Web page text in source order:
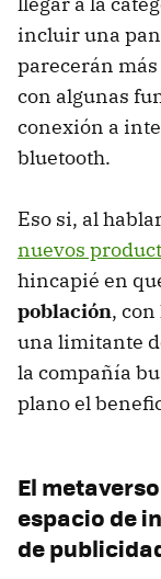
incluir una
parecerán más
con algunas
conexión a
bluetooth.
Eso si, al
nuevos
hincapié en
población,
una limitante
la compañía
plano el
El
espacio de
de